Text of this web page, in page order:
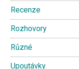
Recenze
Rozhovory
Různé
Upoutávky